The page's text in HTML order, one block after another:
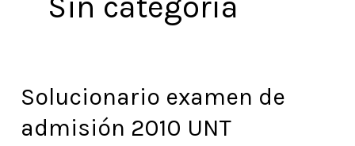
Solucionario examen de
admisión 2010 UNT
Solucionario
de